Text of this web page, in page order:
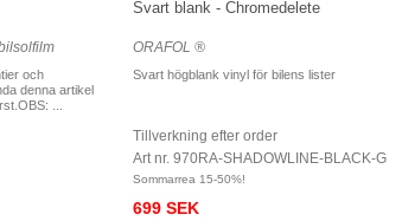
och
denna artikel
...
Svart blank - Chromedelete
ORAFOL ®
Svart högblank vinyl för bilens lister
Tillverkning efter order
Art nr. 970RA-SHADOWLINE-BLACK-G
Sommarrea 15-50%!
699 SEK